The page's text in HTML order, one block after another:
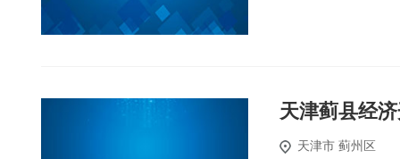
天津蓟县经
天津市 蓟州区